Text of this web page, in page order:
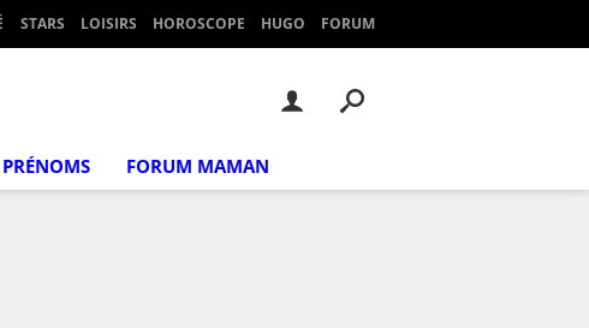
STARS LOISIRS HOROSCOPE HUGO FORUM
PRÉNOMS FORUM MAMAN